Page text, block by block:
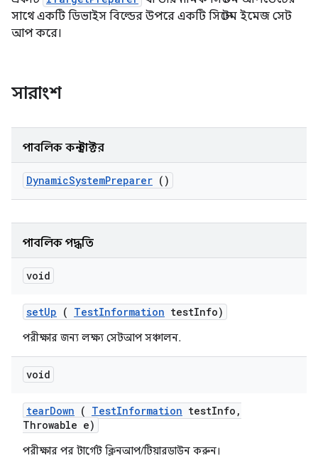
সাথে একটি ডিভাইস বিল্ডের উপরে একটি সিস্টেম ইমেজ সেট
আপ করে।
সারাংশ
পাবলিক কনস্ট্রাক্টর
DynamicSystemPreparer ()
পাবলিক পদ্ধতি
void
setUp ( TestInformation testInfo)
পরীক্ষার জন্য লক্ষ্য সেটআপ সঞ্চালন.
void
tearDown ( TestInformation testInfo ,
Throwable e)
পরীক্ষার পর টার্গেট ক্লিনআপ/টিয়ারডাউন করুন।